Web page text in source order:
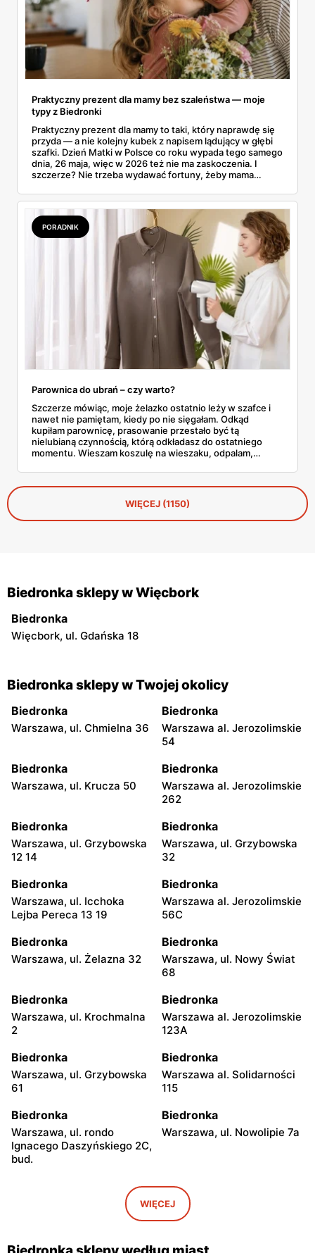
Praktyczny prezent dla mamy bez szaleństwa — moje
typy z Biedronki
Praktyczny prezent dla mamy to taki, który naprawdę się
przyda — a nie kolejny kubek z napisem lądujący w głębi
szafki. Dzień Matki w Polsce co roku wypada tego samego
dnia, 26 maja, więc w 2026 też nie ma zaskoczenia. I
szczerze? Nie trzeba wydawać fortuny, żeby mama
ważną od 21 do 30 maja i wynotowałam to, co sama
wrzuciłabym do koszyka bez wahania: kosmetyki, perfumy
i drobiazgi, które kobiety faktycznie zużywają. Ceny
zaczynają się od kilkunastu złotych, a efekt bywa lepszy
niż niejeden droższy zestaw.
PORADNIK
Parownica do ubrań – czy warto?
Szczerze mówiąc, moje żelazko ostatnio leży w szafce i
nawet nie pamiętam, kiedy po nie sięgałam. Odkąd
kupiłam parownicę, prasowanie przestało być tą
nielubianą czynnością, którą odkładasz do ostatniego
momentu. Wieszam koszulę na wieszaku, odpalam,
zaczyna się problem, bo parownic jest na rynku
zatrzęsienie, a nie każda robi to, co obiecuje producent.
WIĘCEJ (1150)
Biedronka sklepy w Więcbork
Biedronka
Więcbork, ul. Gdańska 18
Biedronka sklepy w Twojej okolicy
Biedronka
Warszawa, ul. Chmielna 36
Biedronka
Warszawa al. Jerozolimskie
54
Biedronka
Warszawa, ul. Krucza 50
Biedronka
Warszawa al. Jerozolimskie
262
Biedronka
Warszawa, ul. Grzybowska
12 14
Biedronka
Warszawa, ul. Grzybowska
32
Biedronka
Warszawa, ul. Icchoka
Lejba Pereca 13 19
Biedronka
Warszawa al. Jerozolimskie
56C
Biedronka
Warszawa, ul. Żelazna 32
Biedronka
Warszawa, ul. Nowy Świat
68
Biedronka
Warszawa, ul. Krochmalna
2
Biedronka
Warszawa al. Jerozolimskie
123A
Biedronka
Warszawa, ul. Grzybowska
61
Biedronka
Warszawa al. Solidarności
115
Biedronka
Warszawa, ul. rondo
Ignacego Daszyńskiego 2C,
bud.
Biedronka
Warszawa, ul. Nowolipie 7a
Warszawa, ul. Ogrodowa 58
Biedronka
Warszawa al. Solidarności
86 88
Biedronka Biedronka
WIĘCEJ